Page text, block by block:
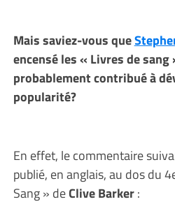
Mais saviez-vous que
encensé les « Livres de sang
probablement contribué à
popularité?
En effet, le commentaire
publié, en anglais, au dos du
Sang » deClive Barker: